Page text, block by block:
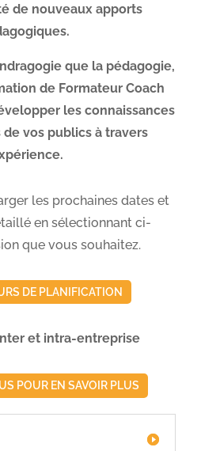
de nouveaux apports
que la pédagogie,
de Formateur Coach
les connaissances
vos publics à travers
les prochaines dates et
en sélectionnant ci-
que vous souhaitez.
DE PLANIFICATION
et intra-entreprise
POUR EN SAVOIR PLUS